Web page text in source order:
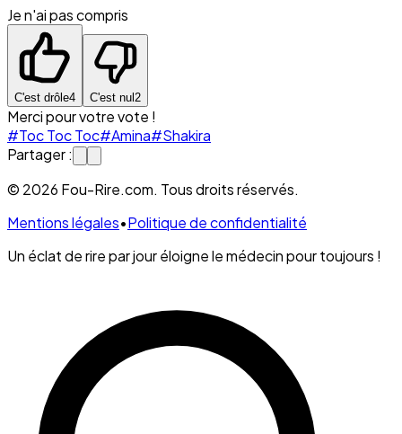
Je n'ai pas compris
C'est drôle4 C'est nul2
Merci pour votre vote !
#Toc Toc Toc#Amina#Shakira
Partager :
© 2026 Fou-Rire.com. Tous droits réservés.
Mentions légales•Politique de confidentialité
Un éclat de rire par jour éloigne le médecin pour toujours !